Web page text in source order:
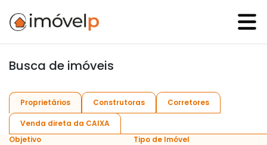
Busca de imóveis
Proprietários Construtoras Corretores
Venda direta da CAIXA
Objetivo
Tipo de Imóvel